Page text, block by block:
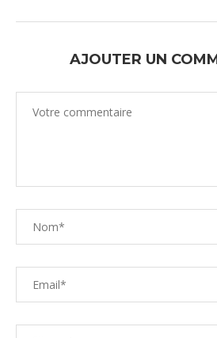
AJOUTER UN